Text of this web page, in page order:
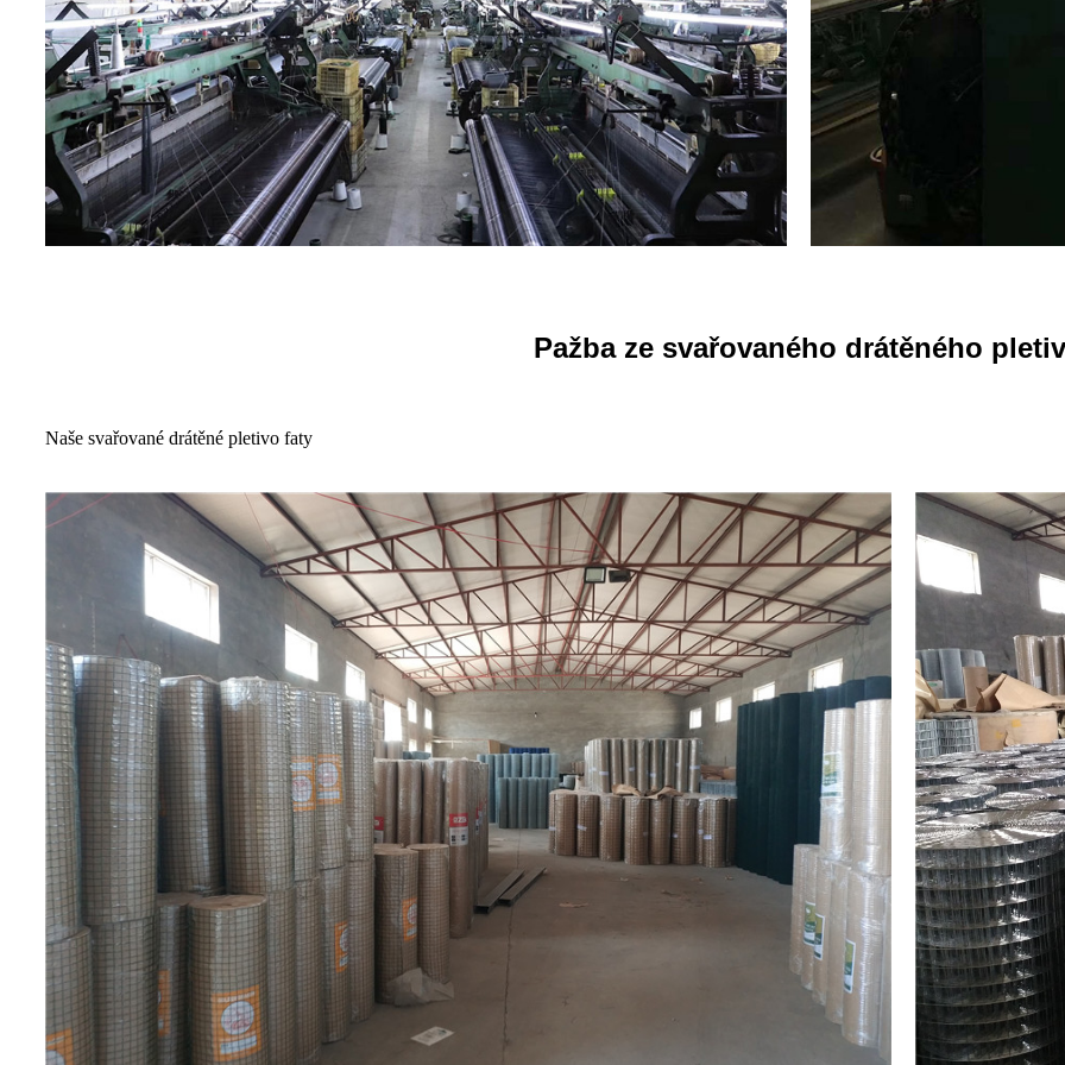
Pažba ze svařovaného drátěného
Naše svařované drátěné pletivo faty